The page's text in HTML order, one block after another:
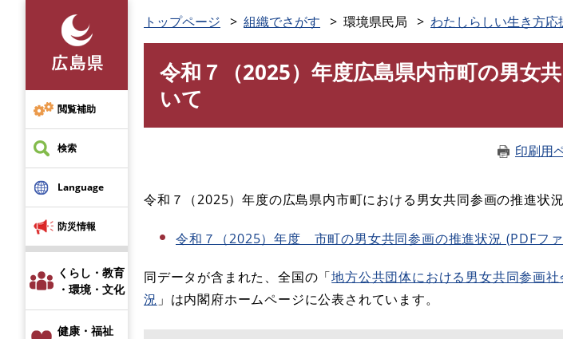
先
頭
で
す
閲覧補助
検索
Language
防災情報
くらし・教育
・環境・文化
健康・福祉
トップページ 組織でさがす 環境県民局 わたしらしい生き方応
令和７（2025）年度広島県内市町の男女
いて
印刷用
令和７（2025）年度の広島県内市町における男女共同参画の推進状
令和７（2025）年度 市町の男女共同参画の推進状況 (PDFフ
同データが含まれた、全国の「地方公共団体における男女共同参画
況」は内閣府ホームページに公表されています。